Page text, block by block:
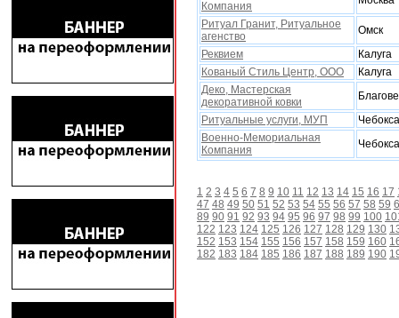
Компания
Ритуал Гранит, Ритуальное
агенство
Омск
Реквием
Калуга
Кованый Стиль Центр, ООО
Калуга
Деко, Мастерская
декоративной ковки
Ритуальные услуги, МУП
Военно-Мемориальная
Компания
1 2 3 4 5 6 7 8 9 10 11 12 13 14 15 16 17
47 48 49 50 51 52 53 54 55 56 57 58 59
89 90 91 92 93 94 95 96 97 98 99 100
122 123 124 125 126 127 128 129 130
152 153 154 155 156 157 158 159 160
182 183 184 185 186 187 188 189 190